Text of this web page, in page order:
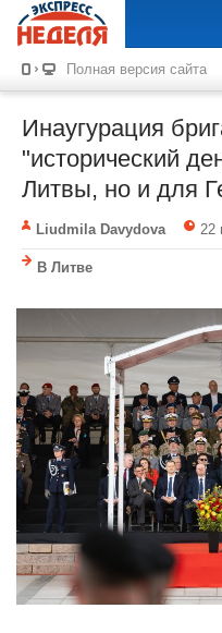
Полная версия сайта
Инаугурация
"исторический
Литвы, но и для
Liudmila Davydova 22
В Литве